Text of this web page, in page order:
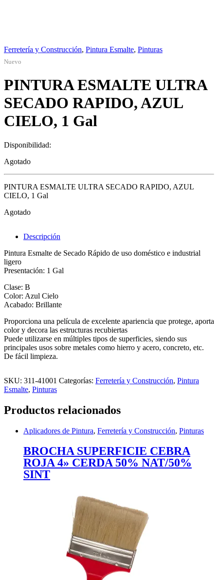
Ferretería y Construcción, Pintura Esmalte, Pinturas
Nuevo
PINTURA ESMALTE ULTRA
SECADO RAPIDO, AZUL
CIELO, 1 Gal
Disponibilidad:
Agotado
PINTURA ESMALTE ULTRA SECADO RAPIDO, AZUL
CIELO, 1 Gal
Agotado
Descripción
Pintura Esmalte de Secado Rápido de uso doméstico e industrial
ligero
Presentación: 1 Gal
Clase: B
Color: Azul Cielo
Acabado: Brillante
Proporciona una película de excelente apariencia que protege, aporta
color y decora las estructuras recubiertas
Puede utilizarse en múltiples tipos de superficies, siendo sus
principales usos sobre metales como hierro y acero, concreto, etc.
De fácil limpieza.
SKU: 311-41001 Categorías: Ferretería y Construcción, Pintura
Esmalte, Pinturas
Productos relacionados
Aplicadores de Pintura, Ferretería y Construcción, Pinturas
BROCHA SUPERFICIE CEBRA
ROJA 4» CERDA 50% NAT/50%
SINT